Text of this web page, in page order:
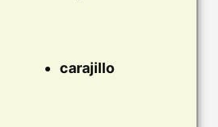
carajillo